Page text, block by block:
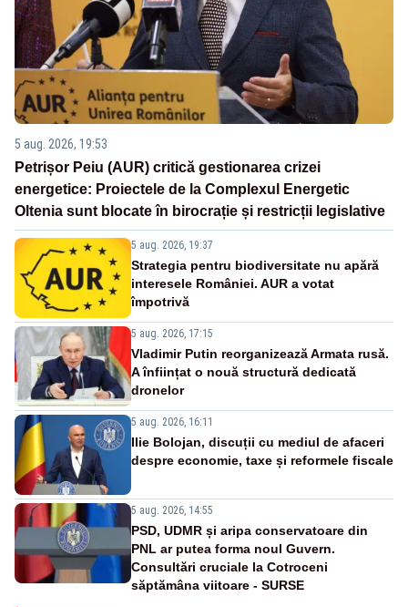
5 aug. 2026, 19:53
Petrișor Peiu (AUR) critică gestionarea crizei
energetice: Proiectele de la Complexul Energetic
Oltenia sunt blocate în birocrație și restricții legislative
5 aug. 2026, 19:37
Strategia pentru biodiversitate nu apără
interesele României. AUR a votat
împotrivă
5 aug. 2026, 17:15
Vladimir Putin reorganizează Armata rusă.
A înființat o nouă structură dedicată
dronelor
5 aug. 2026, 16:11
Ilie Bolojan, discuții cu mediul de afaceri
despre economie, taxe și reformele fiscale
5 aug. 2026, 14:55
PSD, UDMR și aripa conservatoare din
PNL ar putea forma noul Guvern.
Consultări cruciale la Cotroceni
săptămâna viitoare - SURSE